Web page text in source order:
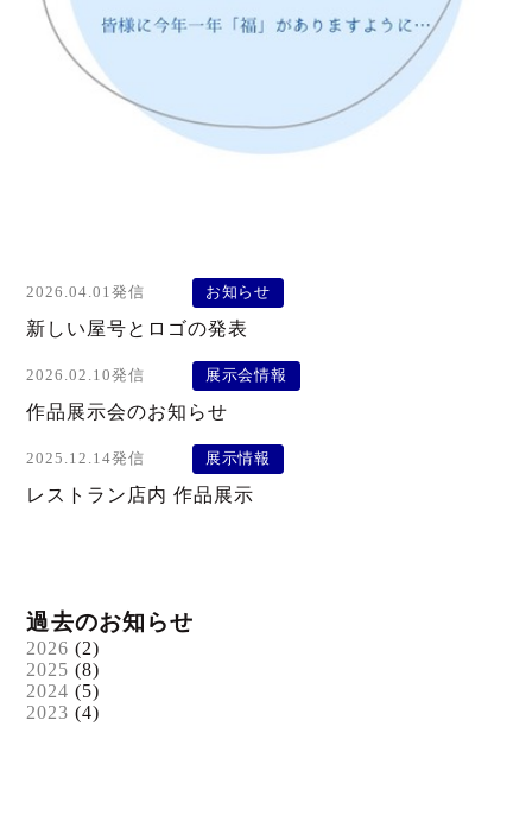
2026.04.01発信 お知らせ
新しい屋号とロゴの発表
2026.02.10発信 展示会情報
作品展示会のお知らせ
2025.12.14発信 展示情報
レストラン店内 作品展示
過去のお知らせ
2026 (2)
2025 (8)
2024 (5)
2023 (4)